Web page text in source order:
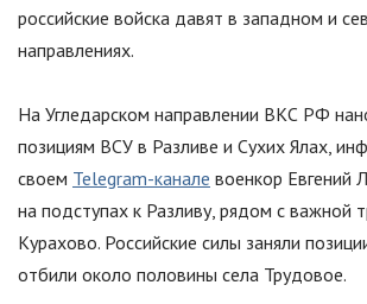
российские войска давят в западном и
направлениях.
На Угледарском направлении ВКС РФ
позициям ВСУ в Разливе и Сухих Ялах,
своем Telegram-канале военкор Евгений
на подступах к Разливу, рядом с важной
Курахово. Российские силы заняли
отбили около половины села Трудовое.